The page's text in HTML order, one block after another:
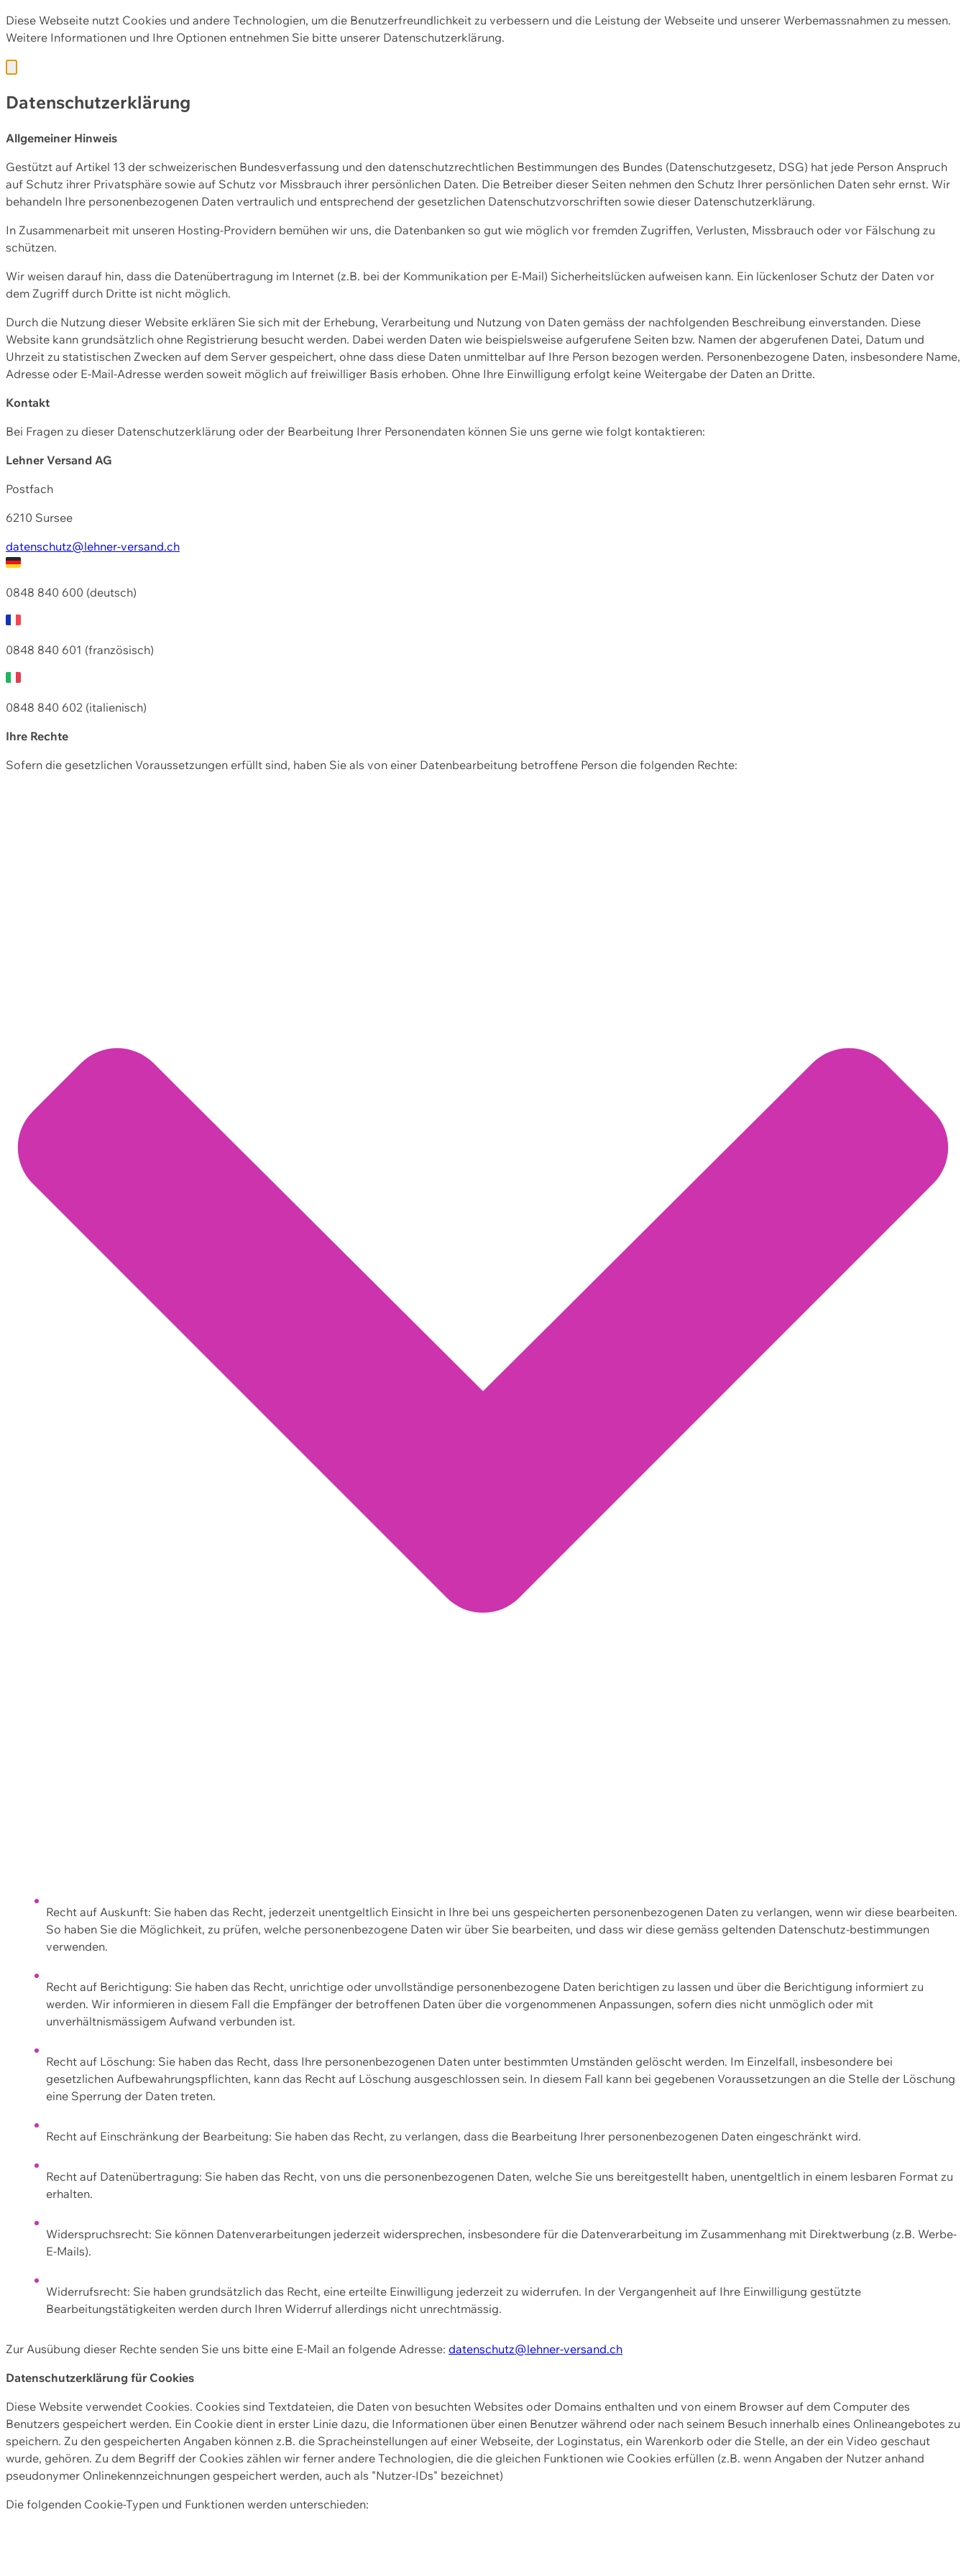
Diese Webseite nutzt Cookies und andere Technologien, um die Benutzerfreundlichkeit zu verbessern und die Leistung der Webseite und unserer Werbemassnahmen zu messen.
Weitere Informationen und Ihre Optionen entnehmen Sie bitte unserer Datenschutzerklärung.
Datenschutzerklärung
Allgemeiner Hinweis
Gestützt auf Artikel 13 der schweizerischen Bundesverfassung und den datenschutzrechtlichen Bestimmungen des Bundes (Datenschutzgesetz, DSG) hat jede Person Anspruch
auf Schutz ihrer Privatsphäre sowie auf Schutz vor Missbrauch ihrer persönlichen Daten. Die Betreiber dieser Seiten nehmen den Schutz Ihrer persönlichen Daten sehr ernst. Wir
behandeln Ihre personenbezogenen Daten vertraulich und entsprechend der gesetzlichen Datenschutzvorschriften sowie dieser Datenschutzerklärung.
In Zusammenarbeit mit unseren Hosting-Providern bemühen wir uns, die Datenbanken so gut wie möglich vor fremden Zugriffen, Verlusten, Missbrauch oder vor Fälschung zu
schützen.
Wir weisen darauf hin, dass die Datenübertragung im Internet (z.B. bei der Kommunikation per E-Mail) Sicherheitslücken aufweisen kann. Ein lückenloser Schutz der Daten vor
dem Zugriff durch Dritte ist nicht möglich.
Durch die Nutzung dieser Website erklären Sie sich mit der Erhebung, Verarbeitung und Nutzung von Daten gemäss der nachfolgenden Beschreibung einverstanden. Diese
Website kann grundsätzlich ohne Registrierung besucht werden. Dabei werden Daten wie beispielsweise aufgerufene Seiten bzw. Namen der abgerufenen Datei, Datum und
Uhrzeit zu statistischen Zwecken auf dem Server gespeichert, ohne dass diese Daten unmittelbar auf Ihre Person bezogen werden. Personenbezogene Daten, insbesondere Name,
Adresse oder E-Mail-Adresse werden soweit möglich auf freiwilliger Basis erhoben. Ohne Ihre Einwilligung erfolgt keine Weitergabe der Daten an Dritte.
Kontakt
Bei Fragen zu dieser Datenschutzerklärung oder der Bearbeitung Ihrer Personendaten können Sie uns gerne wie folgt kontaktieren:
Lehner Versand AG
Postfach
6210 Sursee
datenschutz@lehner-versand.ch
0848 840 600 (deutsch)
0848 840 601 (französisch)
0848 840 602 (italienisch)
Ihre Rechte
Sofern die gesetzlichen Voraussetzungen erfüllt sind, haben Sie als von einer Datenbearbeitung betroffene Person die folgenden Rechte:
Recht auf Auskunft: Sie haben das Recht, jederzeit unentgeltlich Einsicht in Ihre bei uns gespeicherten personenbezogenen Daten zu verlangen, wenn wir diese bearbeiten.
So haben Sie die Möglichkeit, zu prüfen, welche personenbezogene Daten wir über Sie bearbeiten, und dass wir diese gemäss geltenden Datenschutz-bestimmungen
verwenden.
Recht auf Berichtigung: Sie haben das Recht, unrichtige oder unvollständige personenbezogene Daten berichtigen zu lassen und über die Berichtigung informiert zu
werden. Wir informieren in diesem Fall die Empfänger der betroffenen Daten über die vorgenommenen Anpassungen, sofern dies nicht unmöglich oder mit
unverhältnismässigem Aufwand verbunden ist.
Recht auf Löschung: Sie haben das Recht, dass Ihre personenbezogenen Daten unter bestimmten Umständen gelöscht werden. Im Einzelfall, insbesondere bei
gesetzlichen Aufbewahrungspflichten, kann das Recht auf Löschung ausgeschlossen sein. In diesem Fall kann bei gegebenen Voraussetzungen an die Stelle der Löschung
eine Sperrung der Daten treten.
Recht auf Einschränkung der Bearbeitung: Sie haben das Recht, zu verlangen, dass die Bearbeitung Ihrer personenbezogenen Daten eingeschränkt wird.
Recht auf Datenübertragung: Sie haben das Recht, von uns die personenbezogenen Daten, welche Sie uns bereitgestellt haben, unentgeltlich in einem lesbaren Format zu
erhalten.
Widerspruchsrecht: Sie können Datenverarbeitungen jederzeit widersprechen, insbesondere für die Datenverarbeitung im Zusammenhang mit Direktwerbung (z.B. Werbe-
E-Mails).
Widerrufsrecht: Sie haben grundsätzlich das Recht, eine erteilte Einwilligung jederzeit zu widerrufen. In der Vergangenheit auf Ihre Einwilligung gestützte
Bearbeitungstätigkeiten werden durch Ihren Widerruf allerdings nicht unrechtmässig.
Zur Ausübung dieser Rechte senden Sie uns bitte eine E-Mail an folgende Adresse: datenschutz@lehner-versand.ch
Datenschutzerklärung für Cookies
Diese Website verwendet Cookies. Cookies sind Textdateien, die Daten von besuchten Websites oder Domains enthalten und von einem Browser auf dem Computer des
Benutzers gespeichert werden. Ein Cookie dient in erster Linie dazu, die Informationen über einen Benutzer während oder nach seinem Besuch innerhalb eines Onlineangebotes zu
speichern. Zu den gespeicherten Angaben können z.B. die Spracheinstellungen auf einer Webseite, der Loginstatus, ein Warenkorb oder die Stelle, an der ein Video geschaut
wurde, gehören. Zu dem Begriff der Cookies zählen wir ferner andere Technologien, die die gleichen Funktionen wie Cookies erfüllen (z.B. wenn Angaben der Nutzer anhand
pseudonymer Onlinekennzeichnungen gespeichert werden, auch als "Nutzer-IDs" bezeichnet)
Die folgenden Cookie-Typen und Funktionen werden unterschieden: